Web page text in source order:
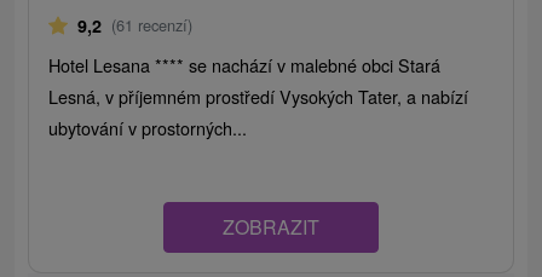
9,2 (61 recenzí)
Hotel Lesana **** se nachází v malebné obci Stará
Lesná, v příjemném prostředí Vysokých Tater, a nabízí
ubytování v prostorných...
ZOBRAZIT